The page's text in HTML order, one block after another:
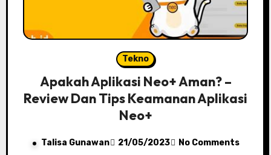
Tekno
Apakah Aplikasi Neo+ Aman? –
Review Dan Tips Keamanan Aplikasi
Neo+
Talisa Gunawan 21/05/2023 No Comments